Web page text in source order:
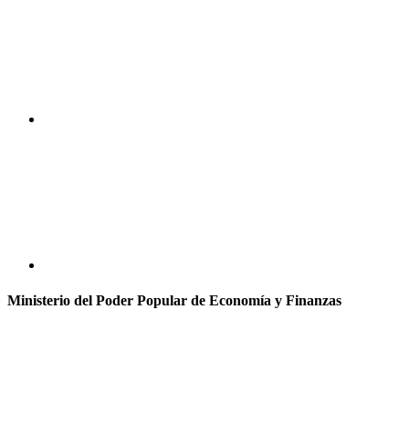
Ministerio del Poder Popular de Economía y Finanzas